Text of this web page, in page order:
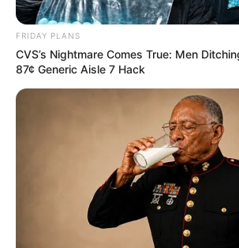
FRIDAY PLANS
CVS’s Nightmare Comes True: Men
87¢ Generic Aisle 7 Hack